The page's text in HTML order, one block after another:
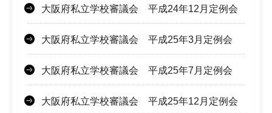
大阪府私立学校審議会 平成24年12月定例会
大阪府私立学校審議会 平成25年3月定例会
大阪府私立学校審議会 平成25年7月定例会
大阪府私立学校審議会 平成25年12月定例会